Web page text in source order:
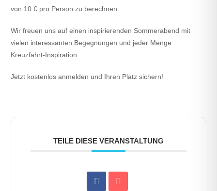
von 10 € pro Person zu berechnen.
Wir freuen uns auf einen inspirierenden Sommerabend mit
vielen interessanten Begegnungen und jeder Menge
Kreuzfahrt-Inspiration.
Jetzt kostenlos anmelden und Ihren Platz sichern!
TEILE DIESE VERANSTALTUNG